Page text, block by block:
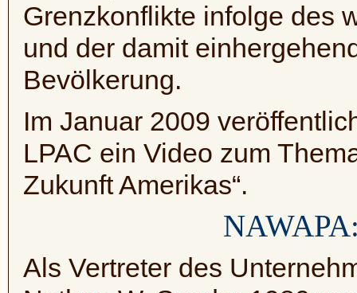
Grenzkonflikte infolge des
und der damit
Bevölkerung.
Im Januar 2009
LPAC ein Video zum
Zukunft Amerikas“.
NAWAPA
Als Vertreter des